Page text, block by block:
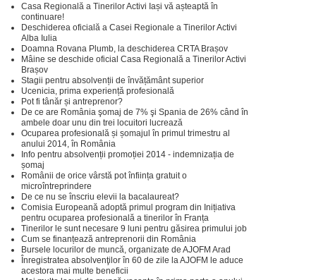
Casa Regională a Tinerilor Activi Iași vă așteaptă în
continuare!
Deschiderea oficială a Casei Regionale a Tinerilor Activi
Alba Iulia
Doamna Rovana Plumb, la deschiderea CRTA Brașov
Mâine se deschide oficial Casa Regională a Tinerilor Activi
Brașov
Stagii pentru absolvenții de învățământ superior
Ucenicia, prima experiență profesională
Pot fi tânăr și antreprenor?
De ce are România şomaj de 7% şi Spania de 26% când în
ambele doar unu din trei locuitori lucrează
Ocuparea profesională și șomajul în primul trimestru al
anului 2014, în România
Info pentru absolvenții promoției 2014 - indemnizația de
șomaj
Românii de orice vârstă pot înființa gratuit o
microîntreprindere
De ce nu se înscriu elevii la bacalaureat?
Comisia Europeană adoptă primul program din Inițiativa
pentru ocuparea profesională a tinerilor în Franța
Tinerilor le sunt necesare 9 luni pentru găsirea primului job
Cum se finanțează antreprenorii din România
Bursele locurilor de muncă, organizate de AJOFM Arad
Înregistratea absolvenţilor în 60 de zile la AJOFM le aduce
acestora mai multe beneficii